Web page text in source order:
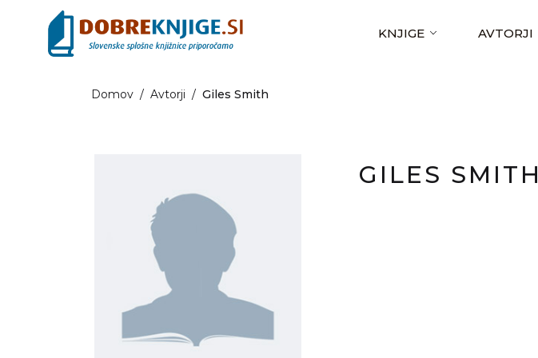
KNJIGE AVTORJI
Domov / Avtorji / Giles Smith
GILES SMITH